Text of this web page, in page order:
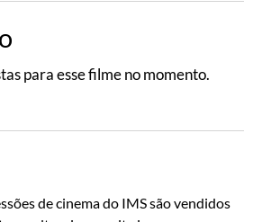
para esse filme no momento.
de cinema do IMS são vendidos